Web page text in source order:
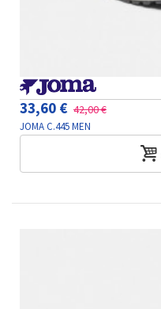
33,60 € 42,00 €
JOMA C.445 MEN